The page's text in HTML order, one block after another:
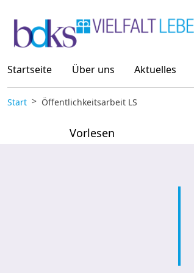
Startseite Über uns Aktuelles
Start Öffentlichkeitsarbeit LS
Vorlesen